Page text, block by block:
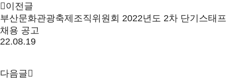
이전글
부산문화관광축제조직위원회 2022년도 2차 단기스태프
채용 공고
22.08.19
다음글